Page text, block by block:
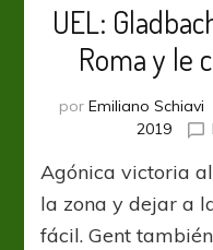
UEL:
Roma y le
por Emiliano Schiavi
2019
Agónica victoria
la zona y dejar a
fácil. Gent